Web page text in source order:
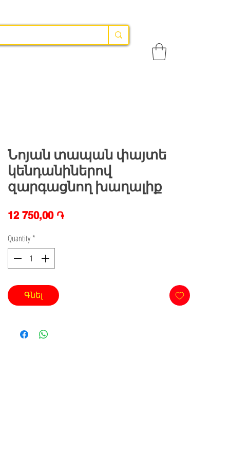
Նոյան տապան փայտե
կենդանիներով
զարգացնող խաղալիք
12 750,00 ֏Price
Quantity *
Գնել